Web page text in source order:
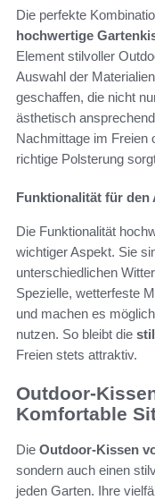
Die perfekte
hochwertige
Element stilvoller
Auswahl der
geschaffen, die nicht
ästhetisch
Nachmittage im Freien
richtige Polsterung
Funktionalität für den
Die Funktionalität
wichtiger Aspekt. Sie
unterschiedlichen
Spezielle, wetterfeste
und machen es
nutzen. So bleibt die
Freien stets attraktiv.
Outdoor-
Komfortable
Die Outdoor-Kissen
sondern auch einen
jeden Garten. Ihre